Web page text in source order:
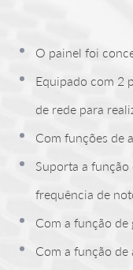
O painel foi
Equipado com 2
de rede para
Com funções de
Suporta a
frequência de
Com a função
Com a função